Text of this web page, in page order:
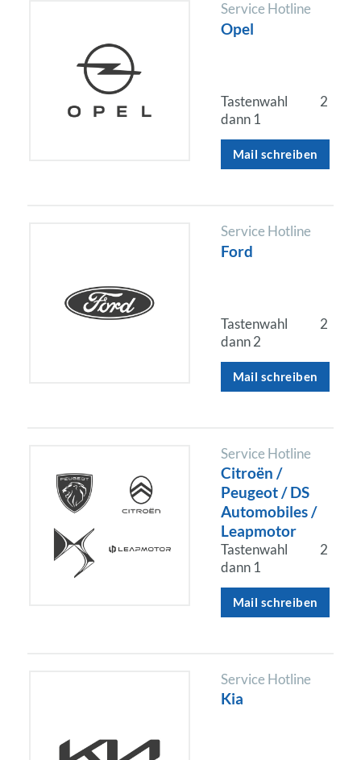
Service Hotline
Opel
Tastenwahl
2
dann 1
Mail schreiben
Service Hotline
Ford
Tastenwahl
2
dann 2
Mail schreiben
Service Hotline
Citroën /
Peugeot / DS
Automobiles /
Leapmotor
Tastenwahl
2
dann 1
Mail schreiben
Service Hotline
Kia